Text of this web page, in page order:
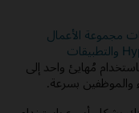
مجموعة الأعمال
الإلكترونية وPeopleSoft وSiebel وHyperion والتطبيقات
مُهايئ واحد إلى